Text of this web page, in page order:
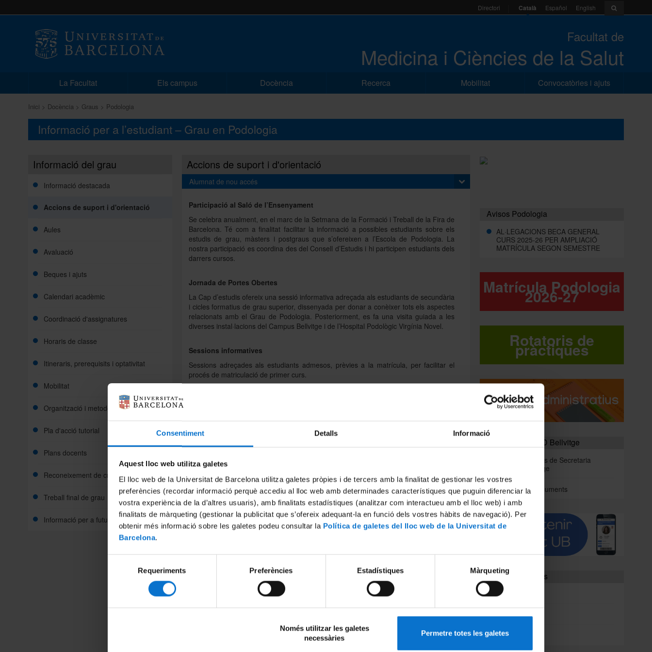
Consentiment Detalls Informació
Aquest lloc web utilitza galetes
El lloc web de la Universitat de Barcelona utilitza galetes pròpies i de tercers amb la finalitat de gestionar les vostres
preferències (recordar informació perquè accediu al lloc web amb determinades característiques que puguin diferenciar la
vostra experiència de la d’altres usuaris), amb finalitats estadístiques (analitzar com interactueu amb el lloc web) i amb
finalitats de màrqueting (gestionar la publicitat que s’ofereix adequant-la en funció dels vostres hàbits de navegació). Per
obtenir més informació sobre les galetes podeu consultar la Política de galetes del lloc web de la Universitat de
Barcelona.
consentiment
Requeriments Preferències Estadístiques Màrqueting
Només utilitzar les galetes
necessàries
Permetre totes les galetes
Directori Català Español English
Facultat de
Medicina i Ciències de la Salut
La Facultat Els campus Docència Recerca Mobilitat Convocatòries i ajuts
Inici Docència Graus Podologia
Informació per a l’estudiant – Grau en Podologia
Informació del grau
Informació destacada
Accions de suport i d'orientació
Aules
Avaluació
Beques i ajuts
Calendari acadèmic
Coordinació d'assignatures
Horaris de classe
Itineraris, prerequisits i optativitat
Mobilitat
Organització i metodologia docent
Pla d'acció tutorial
Plans docents
Reconeixement de crèdits
Treball final de grau
Informació per a futurs estudiants
Accions de suport i d'orientació
Alumnat de nou accés
Participació al Saló de l’Ensenyament
Se celebra anualment, en el marc de la Setmana de la Formació i Treball de la Fira de
Barcelona. Té com a finalitat facilitar la informació a possibles estudiants sobre els
estudis de grau, màsters i postgraus que s’ofereixen a l’Escola de Podologia. La
nostra participació es coordina des del Consell d’Estudis i hi participen estudiants dels
darrers cursos.
Jornada de Portes Obertes
La Cap d’estudis ofereix una sessió informativa adreçada als estudiants de secundària
i cicles formatius de grau superior, dissenyada per donar a conèixer tots els aspectes
relacionats amb el Grau de Podologia. Posteriorment, es fa una visita guiada a les
diverses instal·lacions del Campus Bellvitge i de l’Hospital Podològic Virgínia Novel.
Sessions informatives
Sessions adreçades als estudiants admesos, prèvies a la matrícula, per facilitar el
procés de matriculació de primer curs.
setmana de classe i en la qual intervenen les autoritats acadèmiques de l’Escola de
Podologia i els representants dels diferents serveis del Campus i de la UB, que
Alumnat que continua estudis
Sessió d’acollida als estudiants ERASMUS I SICUE
Sessió de benvinguda als estudiants i presentació dels serveis de de l’Escola, del
Campus i de la Biblioteca.
Sessió adreçada als estudiants de darrer curs, que s’ofereix en el marc de
l’assignatura Bioètica i Legislació podològica. En aquesta sessió s’ofereix als
estudiants informació
sobre eines que poden facilitar l’accés al món laboral.
Comparteix-ho:
Avisos Podologia
AL·LEGACIONS BECA GENERAL
CURS 2025-26 PER AMPLIACIÓ
MATRÍCULA SEGON SEMESTRE
Matrícula Podologia
2026-27
Rotatoris de
pràctiques
Cita Prèvia - SED Bellvitge
Tràmits generals de Secretaria
Campus Bellvitge
Registre de documents
Enllaços d'interès
SAE
Tutor Esport
EIM